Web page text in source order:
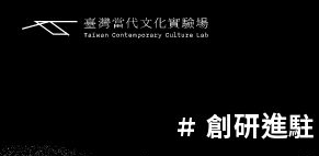
# 創研進駐